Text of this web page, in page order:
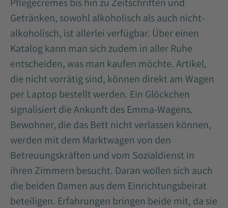
Pflegecremes bis hin zu Zeitschriften und
Getränken, sowohl alkoholisch als auch nicht-
alkoholisch, ist allerlei verfügbar. Über einen
Katalog kann man sich zudem in aller Ruhe
entscheiden, was man kaufen möchte. Artikel,
die nicht vorrätig sind, können direkt am Wagen
per Laptop bestellt werden. Ein Glöckchen
signalisiert die Ankunft des Emma-Wagens.
Bewohner, die das Bett nicht verlassen können,
werden mit dem Marktwagen von den
Betreuungskräften und vom Sozialdienst in
ihren Zimmern besucht. Daran wollen sich auch
die beiden Damen aus dem Einrichtungsbeirat
beteiligen. Erfahrungen bringen beide mit, da sie